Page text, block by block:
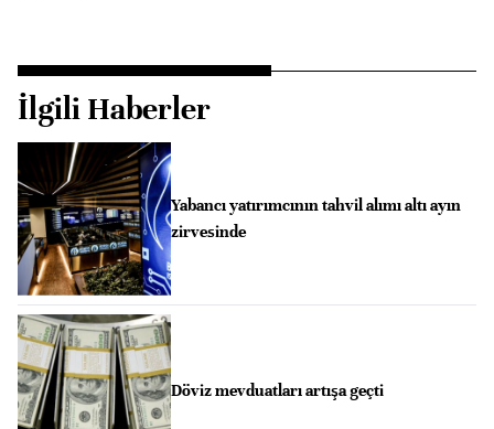
İlgili Haberler
Yabancı yatırımcının tahvil alımı altı ayın
zirvesinde
Döviz mevduatları artışa geçti